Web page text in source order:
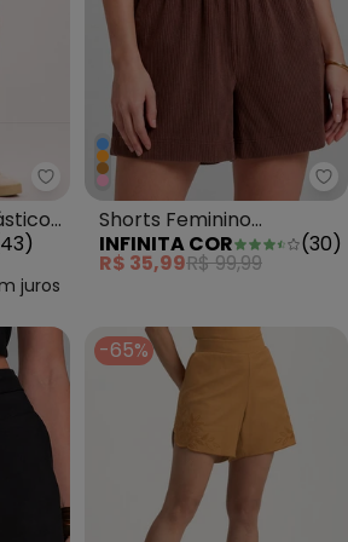
Lunender - Shorts com Cós
43)
juros
Shorts Feminino
Moletinho Gorgurinho
Marrom
INFINITA COR (30)
R$ 35,99R$ 99,99
-65%